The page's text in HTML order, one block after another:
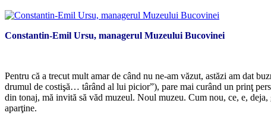
Constantin-Emil Ursu, managerul Muzeului Bucovinei
Pentru că a trecut mult amar de când nu ne-am văzut, astăzi am dat
drumul de costişă… târând al lui picior”), pare mai curând un prinţ
din tonaj, mă invită să văd muzeul. Noul muzeu. Cum nou, ce, e,
aparţine.